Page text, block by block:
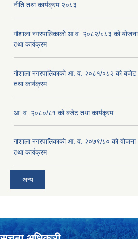
नीति तथा कार्यक्रम २०८३
गौशाला नगरपालिकाको आ.व. २०८२/०८३ को योजना
तथा कार्यक्रम
गौशाला नगरपालिकाको आ. व. २०८१/०८२ को बजेट
तथा कार्यक्रम
आ. व. २०८०/८१ को बजेट तथा कार्यक्रम
गौशाला नगरपालिकाको आ. व. २०७९/८० को योजना
तथा कार्यक्रम
अन्य